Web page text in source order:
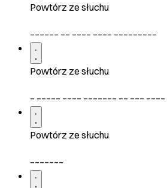
Powtórz ze słuchu
Powtórz ze słuchu
Powtórz ze słuchu